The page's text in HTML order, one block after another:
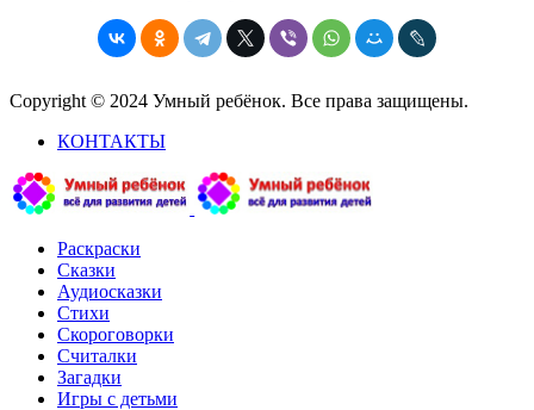
Copyright © 2024 Умный ребёнок. Все права защищены.
КОНТАКТЫ
Раскраски
Сказки
Аудиосказки
Стихи
Скороговорки
Считалки
Загадки
Игры с детьми